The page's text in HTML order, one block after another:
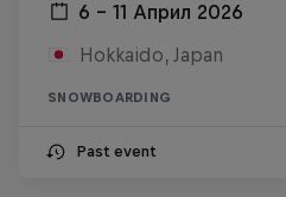
6 – 11 Април 2026
Hokkaido, Japan
SNOWBOARDING
Past event